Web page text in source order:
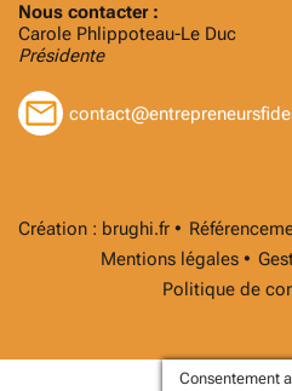
Nous contacter :
Carole Phlippoteau-Le Duc
Présidente
Création : brughi.fr
Mentions légales
Politique de
Consentement